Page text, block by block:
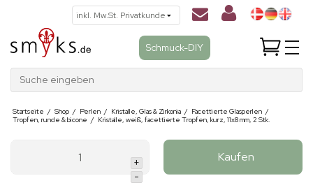
Schmuck-DIY
Suche eingeben
Startseite / Shop / Perlen / Kristalle, Glas & Zirkonia / Facettierte Glasperlen /
Tropfen, runde & bicone / Kristalle, weiß, facettierte Tropfen, kurz, 11x8 mm, 2 Stk.
+
-
Kaufen